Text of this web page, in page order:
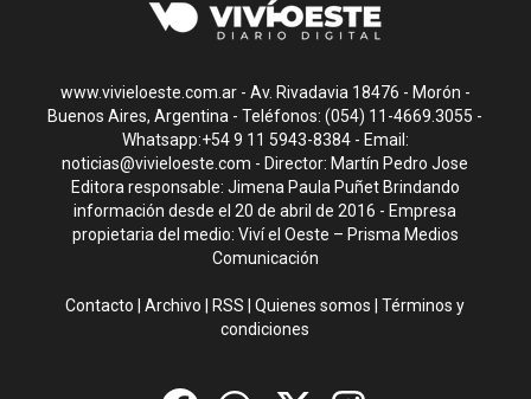
www.vivieloeste.com.ar - Av. Rivadavia 18476 - Morón -
Buenos Aires, Argentina - Teléfonos: (054) 11-4669.3055 -
Whatsapp:+54 9 11 5943-8384 - Email:
noticias@vivieloeste.com - Director: Martín Pedro Jose
Editora responsable: Jimena Paula Puñet Brindando
información desde el 20 de abril de 2016 - Empresa
propietaria del medio: Viví el Oeste – Prisma Medios
Comunicación
Contacto |Archivo RSS |Quienes somos |Términos y
condiciones